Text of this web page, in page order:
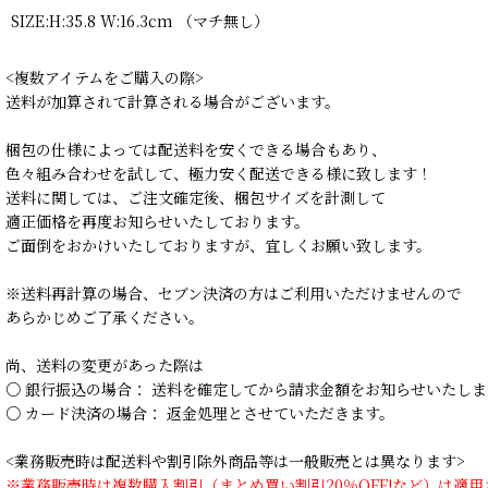
SIZE:H:35.8 W:16.3cm （マチ無し）
<複数アイテムをご購入の際>
送料が加算されて計算される場合がございます。
梱包の仕様によっては配送料を安くできる場合もあり、
色々組み合わせを試して、極力安く配送できる様に致します！
送料に関しては、ご注文確定後、梱包サイズを計測して
適正価格を再度お知らせいたしております。
ご面倒をおかけいたしておりますが、宜しくお願い致します。
※送料再計算の場合、セブン決済の方はご利用いただけませんので
あらかじめご了承ください。
尚、送料の変更があった際は
○ 銀行振込の場合： 送料を確定してから請求金額をお知らせいたしま
○ カード決済の場合： 返金処理とさせていただきます。
<業務販売時は配送料や割引除外商品等は一般販売とは異なります>